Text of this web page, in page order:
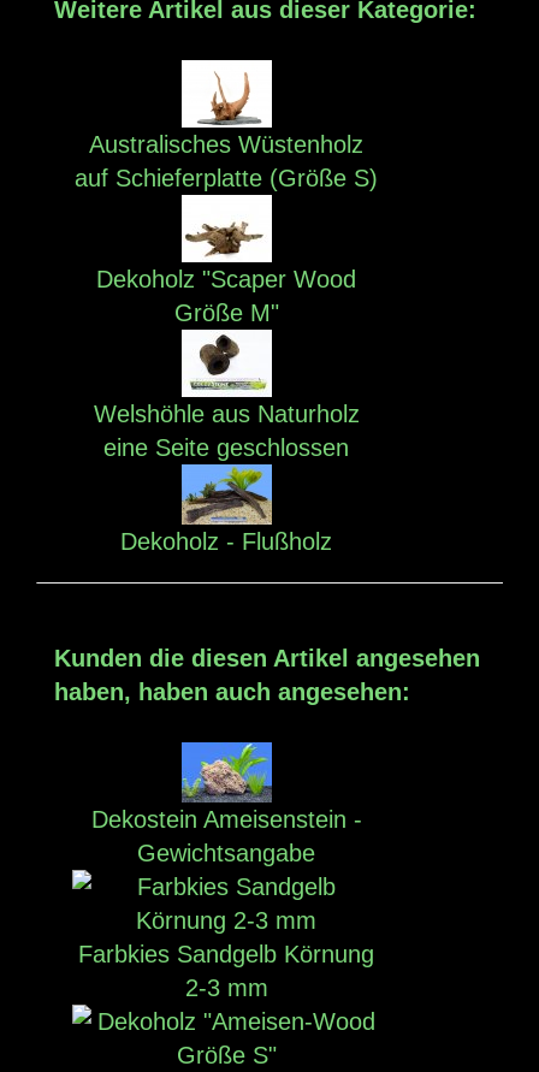
Weitere Artikel aus dieser Kategorie:
Australisches Wüstenholz
auf Schieferplatte (Größe S)
Dekoholz "Scaper Wood
Größe M"
Welshöhle aus Naturholz
eine Seite geschlossen
Dekoholz - Flußholz
Kunden die diesen Artikel angesehen
haben, haben auch angesehen:
Dekostein Ameisenstein -
Gewichtsangabe
Farbkies Sandgelb Körnung
2-3 mm